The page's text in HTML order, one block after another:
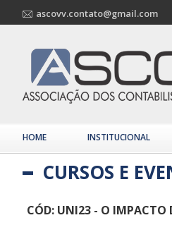
ascovv.contato@gmail.com
HOME INSTITUCIONAL
CURSOS E
CÓD: UNI23 - O IMPACTO